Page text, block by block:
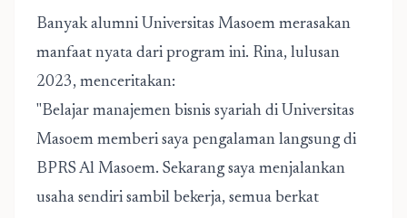
Banyak alumni Universitas Masoem merasakan
manfaat nyata dari program ini. Rina, lulusan
2023, menceritakan:
"Belajar manajemen bisnis syariah di Universitas
Masoem memberi saya pengalaman langsung di
BPRS Al Masoem. Sekarang saya menjalankan
usaha sendiri sambil bekerja, semua berkat